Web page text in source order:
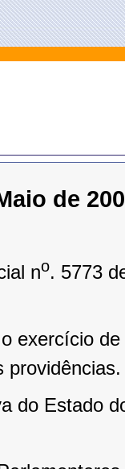
de
no. 5773
exercício
providências.
do Estado